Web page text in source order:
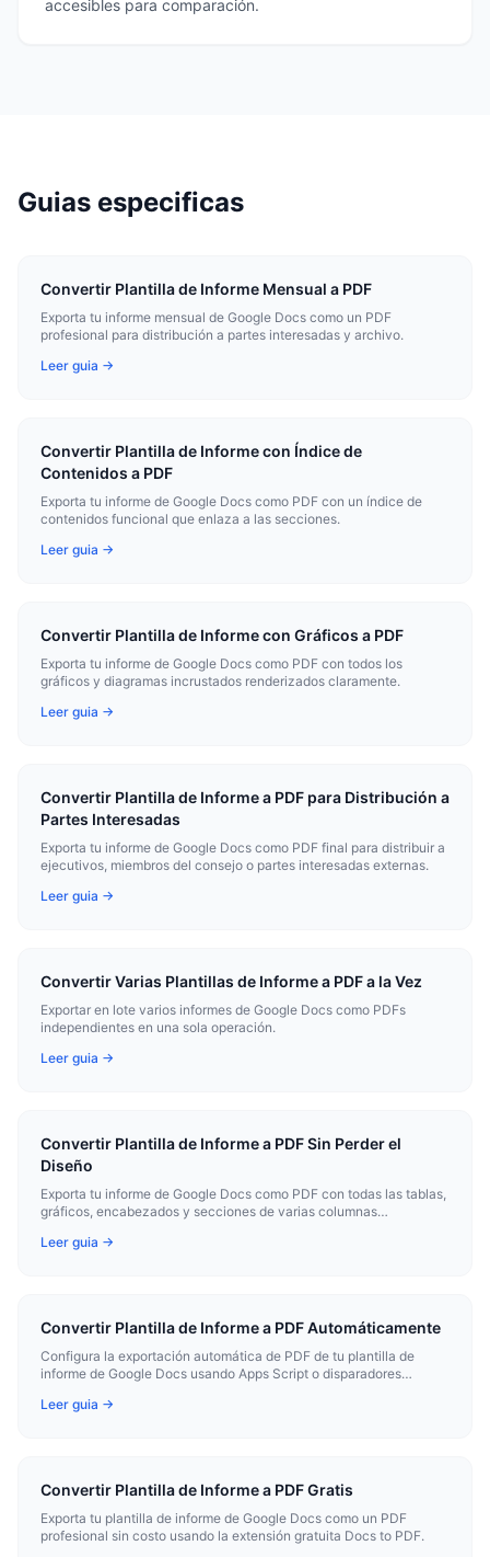
accesibles para comparación.
Guias especificas
Convertir Plantilla de Informe Mensual a PDF
Exporta tu informe mensual de Google Docs como un PDF
profesional para distribución a partes interesadas y archivo.
Leer guia →
Convertir Plantilla de Informe con Índice de
Contenidos a PDF
Exporta tu informe de Google Docs como PDF con un índice de
contenidos funcional que enlaza a las secciones.
Leer guia →
Convertir Plantilla de Informe con Gráficos a PDF
Exporta tu informe de Google Docs como PDF con todos los
gráficos y diagramas incrustados renderizados claramente.
Leer guia →
Convertir Plantilla de Informe a PDF para Distribución a
Partes Interesadas
Exporta tu informe de Google Docs como PDF final para distribuir a
ejecutivos, miembros del consejo o partes interesadas externas.
Leer guia →
Convertir Varias Plantillas de Informe a PDF a la Vez
Exportar en lote varios informes de Google Docs como PDFs
independientes en una sola operación.
Leer guia →
Convertir Plantilla de Informe a PDF Sin Perder el
Diseño
Exporta tu informe de Google Docs como PDF con todas las tablas,
gráficos, encabezados y secciones de varias columnas
Leer guia →
Convertir Plantilla de Informe a PDF Automáticamente
Configura la exportación automática de PDF de tu plantilla de
informe de Google Docs usando Apps Script o disparadores
Leer guia →
Convertir Plantilla de Informe a PDF Gratis
Exporta tu plantilla de informe de Google Docs como un PDF
profesional sin costo usando la extensión gratuita Docs to PDF.